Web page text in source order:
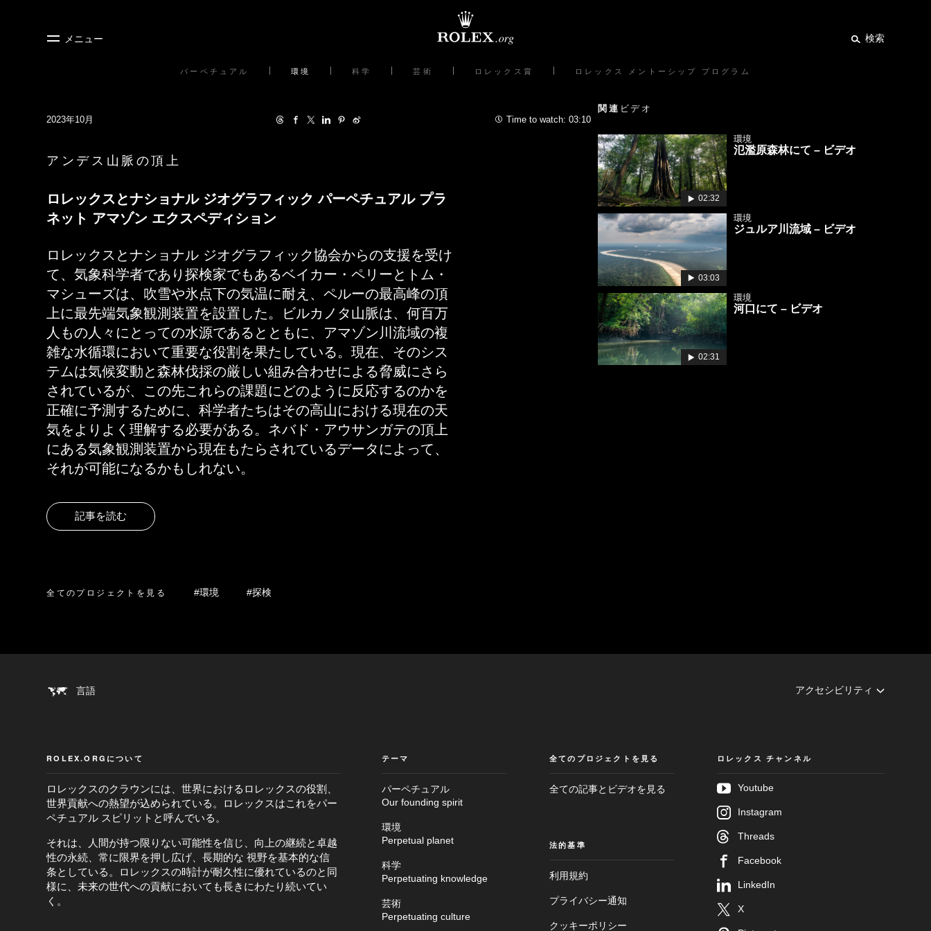
メニュー 検索
パーペチュアル 環境 科学 芸術 ロレックス賞 ロレックス メントーシップ プログラム
2023年10月 Time to watch: 03:10
アンデス山脈の頂上
ロレックスとナショナル ジオグラフィック パーペチュアル プラ
ネット アマゾン エクスペディション
ロレックスとナショナル ジオグラフィック協会からの支援を受け
て、気象科学者であり探検家でもあるベイカー・ペリーとトム・
マシューズは、吹雪や氷点下の気温に耐え、ペルーの最高峰の頂
上に最先端気象観測装置を設置した。ビルカノタ山脈は、何百万
人もの人々にとっての水源であるとともに、アマゾン川流域の複
雑な水循環において重要な役割を果たしている。現在、そのシス
テムは気候変動と森林伐採の厳しい組み合わせによる脅威にさら
されているが、この先これらの課題にどのように反応するのかを
正確に予測するために、科学者たちはその高山における現在の天
気をよりよく理解する必要がある。ネバド・アウサンガテの頂上
にある気象観測装置から現在もたらされているデータによって、
それが可能になるかもしれない。
記事を読む
関連 ビデオ
02:32
環境
氾濫原森林にて – ビデオ
03:03
環境
ジュルア川流域 – ビデオ
02:31
環境
河口にて – ビデオ
全てのプロジェクトを見る #環境 #探検
言語 アクセシビリティ
ROLEX.ORGについて
ロレックスのクラウンには、世界におけるロレックスの役割、
世界貢献への熱望が込められている。ロレックスはこれをパー
ペチュアル スピリットと呼んでいる。
それは、人間が持つ限りない可能性を信じ、向上の継続と卓越
性の永続、常に限界を押し広げ、長期的な 視野を基本的な信
条としている。ロレックスの時計が耐久性に優れているのと同
様に、未来の世代への貢献においても長きにわたり続いてい
く。
テーマ
パーペチュアル
Our founding spirit
環境
Perpetual planet
科学
Perpetuating knowledge
芸術
Perpetuating culture
全てのプロジェクトを見る
全ての記事とビデオを見る
法的基準
利用規約
プライバシー通知
クッキーポリシー
ロレックス チャンネル
Youtube
Instagram
Threads
Facebook
LinkedIn
X